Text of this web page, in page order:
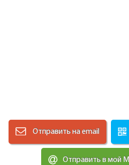
Отправить на email
Отправить в мой